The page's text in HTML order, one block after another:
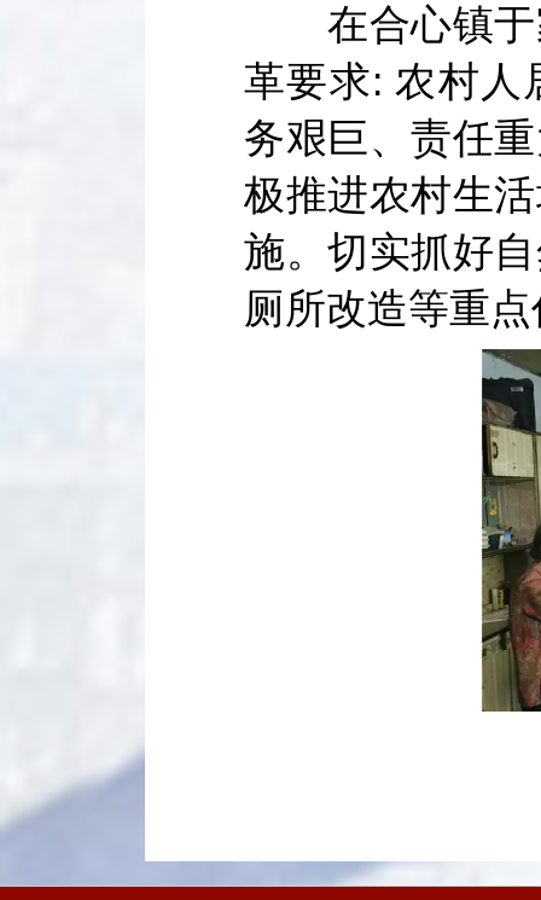
在合心镇于
革要求: 农村人
务艰巨、责任
极推进农村生
施。切实抓好
厕所改造等重